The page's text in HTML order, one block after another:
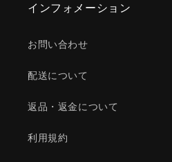
インフォメーション
お問い合わせ
配送について
返品・返金について
利用規約